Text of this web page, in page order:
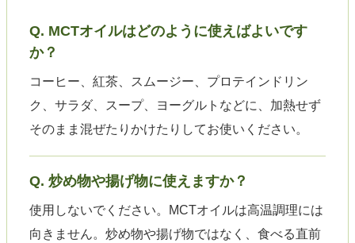
Q. MCTオイルはどのように使えばよいです
か？
コーヒー、紅茶、スムージー、プロテインドリン
ク、サラダ、スープ、ヨーグルトなどに、加熱せず
そのまま混ぜたりかけたりしてお使いください。
Q. 炒め物や揚げ物に使えますか？
使用しないでください。MCTオイルは高温調理には
向きません。炒め物や揚げ物ではなく、食べる直前